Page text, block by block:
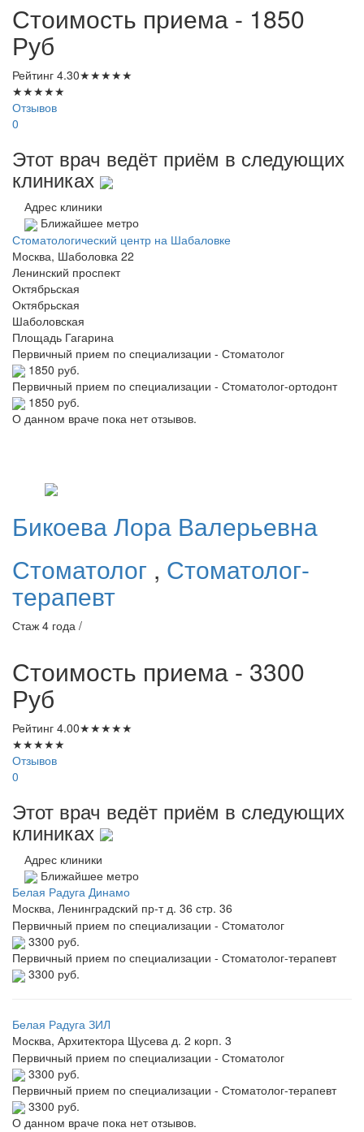
Стоимость приема - 1850
Руб
Рейтинг 4.30★★★★★
★★★★★
Отзывов
0
Этот врач ведёт приём в следующих
клиниках
Адрес клиники
Ближайшее метро
Стоматологический центр на Шабаловке
Москва, Шаболовка 22
Ленинский проспект
Октябрьская
Октябрьская
Шаболовская
Площадь Гагарина
Первичный прием по специализации - Стоматолог
1850 руб.
Первичный прием по специализации - Стоматолог-ортодонт
1850 руб.
О данном враче пока нет отзывов.
БикоеваЛора Валерьевна
Стоматолог , Стоматолог-
терапевт
Стаж 4 года /
Стоимость приема - 3300
Руб
Рейтинг 4.00★★★★★
★★★★★
Отзывов
0
Этот врач ведёт приём в следующих
клиниках
Адрес клиники
Ближайшее метро
Белая Радуга Динамо
Москва, Ленинградский пр-т д. 36 стр. 36
Первичный прием по специализации - Стоматолог
3300 руб.
Первичный прием по специализации - Стоматолог-терапевт
3300 руб.
Белая Радуга ЗИЛ
Москва, Архитектора Щусева д. 2 корп. 3
Первичный прием по специализации - Стоматолог
3300 руб.
Первичный прием по специализации - Стоматолог-терапевт
3300 руб.
О данном враче пока нет отзывов.